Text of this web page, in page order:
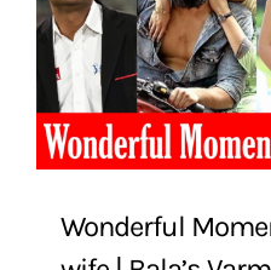
Wonderful